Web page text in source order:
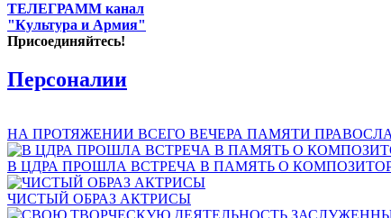
ТЕЛЕГРАММ канал
"Культура и Армия"
Присоединяйтесь!
Персоналии
НА ПРОТЯЖЕНИИ ВСЕГО ВЕЧЕРА ПАМЯТИ
В ЦДРА ПРОШЛА ВСТРЕЧА В ПАМЯТЬ О
ЧИСТЫЙ ОБРАЗ АКТРИСЫ